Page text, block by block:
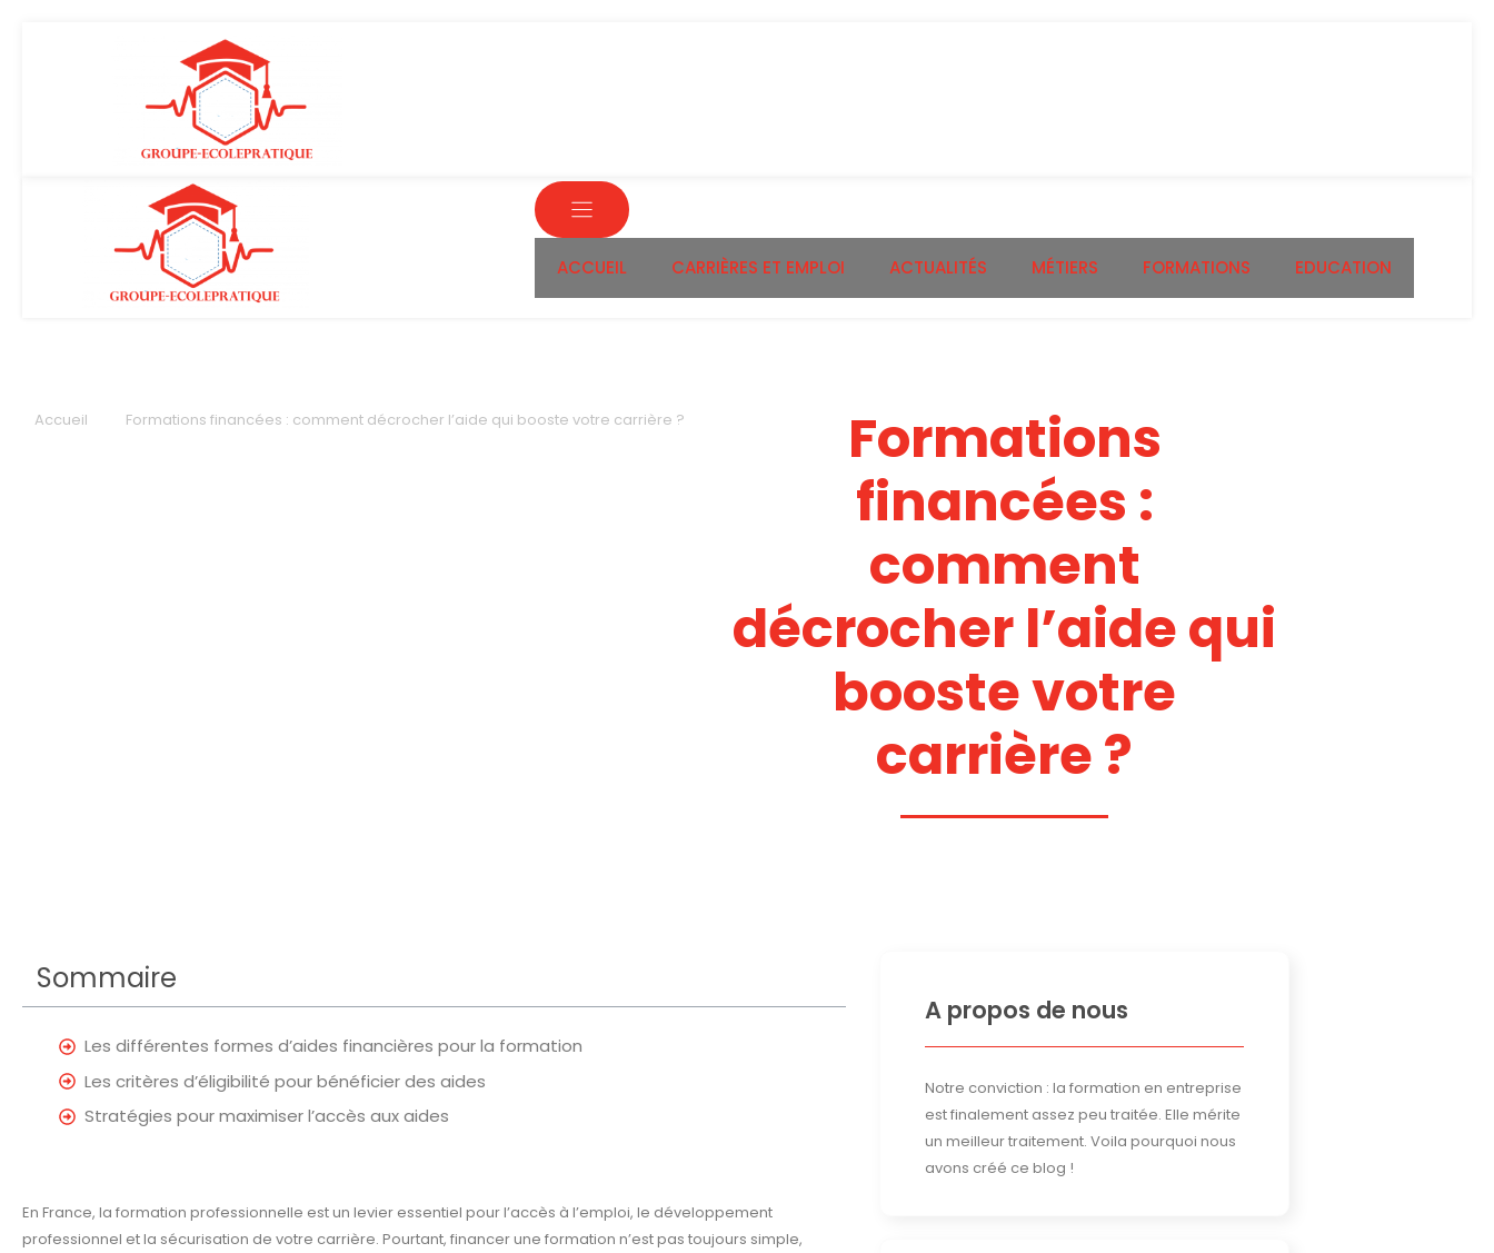
ACCUEIL CARRIÈRES ET EMPLOI ACTUALITÉS MÉTIERS FORMATIONS EDUCATION
Accueil Formations financées : comment décrocher l’aide qui booste votre carrière ?
Formations
financées :
comment
décrocher l’aide qui
booste votre
carrière ?
Sommaire
Les différentes formes d’aides financières pour la formation
Les critères d’éligibilité pour bénéficier des aides
Stratégies pour maximiser l’accès aux aides
En France, la formation professionnelle est un levier essentiel pour l’accès à l’emploi, le développement
professionnel et la sécurisation de votre carrière. Pourtant, financer une formation n’est pas toujours simple,
A propos de nous
Notre conviction : la formation en entreprise
est finalement assez peu traitée. Elle mérite
un meilleur traitement. Voila pourquoi nous
avons créé ce blog !